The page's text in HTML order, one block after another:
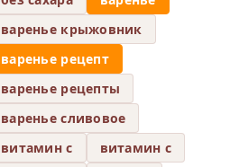
варенье крыжовник
варенье рецепт
варенье рецепты
варенье сливовое
витамин c
витамин с